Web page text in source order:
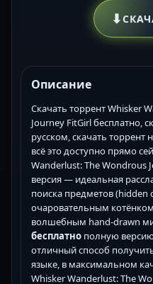
⬇
Описание
Скачать торрент Whisker
Journey FitGirl бесплатно,
русском, скачать
всё это доступно прямо
Wanderlust: The Wondrous
версия — идеальная
поиска предметов (hidden
очаровательным
волшебным hand-drawn
бесплатно полную
отличный способ
языке, в максимальном
Whisker Wanderlust: The